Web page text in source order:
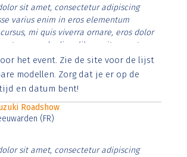
sit amet, consectetur adipiscing
varius enim in eros elementum
mi quis viverra ornare, eros dolor
ut commodo diam libero vitae erat.
nibh et justo cursus id rutrum lorem
ut sem vitae risus tristique posuere.
het event. Zie de site voor de lijst
modellen. Zorg dat je er op de
en datum bent!
Roadshow
(FR)
sit amet, consectetur adipiscing